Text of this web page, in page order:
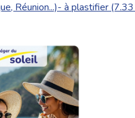
Réunion...)- à plastifier